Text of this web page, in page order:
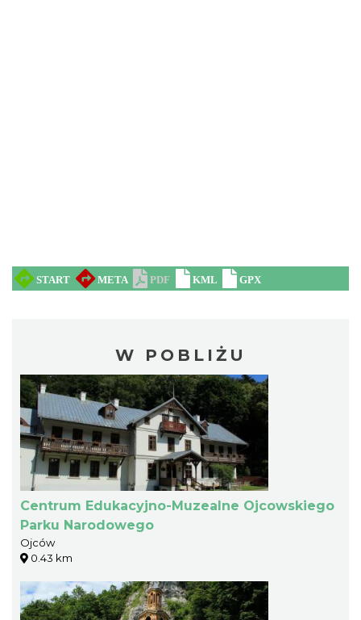
W POBLIŻU
Centrum Edukacyjno-Muzealne Ojcowskiego
Parku Narodowego
Ojców
0.43 km